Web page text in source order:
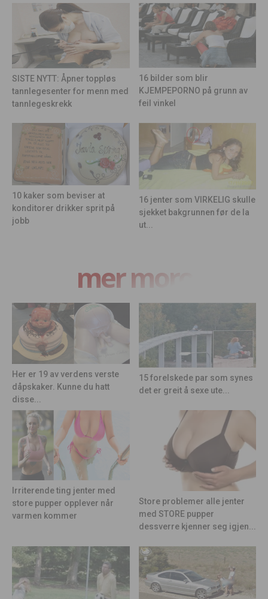
SISTE NYTT: Åpner toppløs
tannlegesenter for menn med
tannlegeskrekk
16 bilder som blir
KJEMPEPORNO på grunn av
feil vinkel
10 kaker som beviser at
konditorer drikker sprit på
jobb
16 jenter som VIRKELIG skulle
sjekket bakgrunnen før de la
ut...
mer moro
Her er 19 av verdens verste
dåpskaker. Kunne du hatt
disse...
15 forelskede par som synes
det er greit å sexe ute...
Irriterende ting jenter med
store pupper opplever når
varmen kommer
Store problemer alle jenter
med STORE pupper
dessverre kjenner seg igjen...